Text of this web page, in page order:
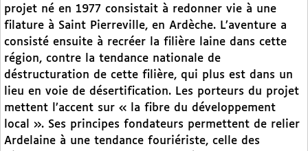
projet né en 1977 consistait à redonner vie à une
filature à Saint Pierreville, en Ardèche. L’aventure a
consisté ensuite à recréer la filière laine dans cette
région, contre la tendance nationale de
déstructuration de cette filière, qui plus est dans un
lieu en voie de désertification. Les porteurs du projet
mettent l’accent sur « la fibre du développement
local ». Ses principes fondateurs permettent de relier
Ardelaine à une tendance fouriériste, celle des